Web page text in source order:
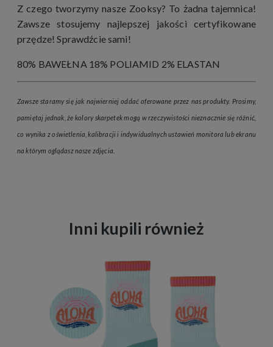
Z czego tworzymy nasze Zooksy? To żadna tajemnica!
Zawsze stosujemy najlepszej jakości certyfikowane
przędze! Sprawdźcie sami!
80% BAWEŁNA 18% POLIAMID 2% ELASTAN
Zawsze staramy się jak najwierniej oddać oferowane przez nas produkty. Prosimy,
pamiętaj jednak, że kolory skarpetek mogą w rzeczywistości nieznacznie się różnić,
co wynika z oświetlenia, kalibracji i indywidualnych ustawień monitora lub ekranu
na którym oglądasz nasze zdjęcia.
Inni kupili również